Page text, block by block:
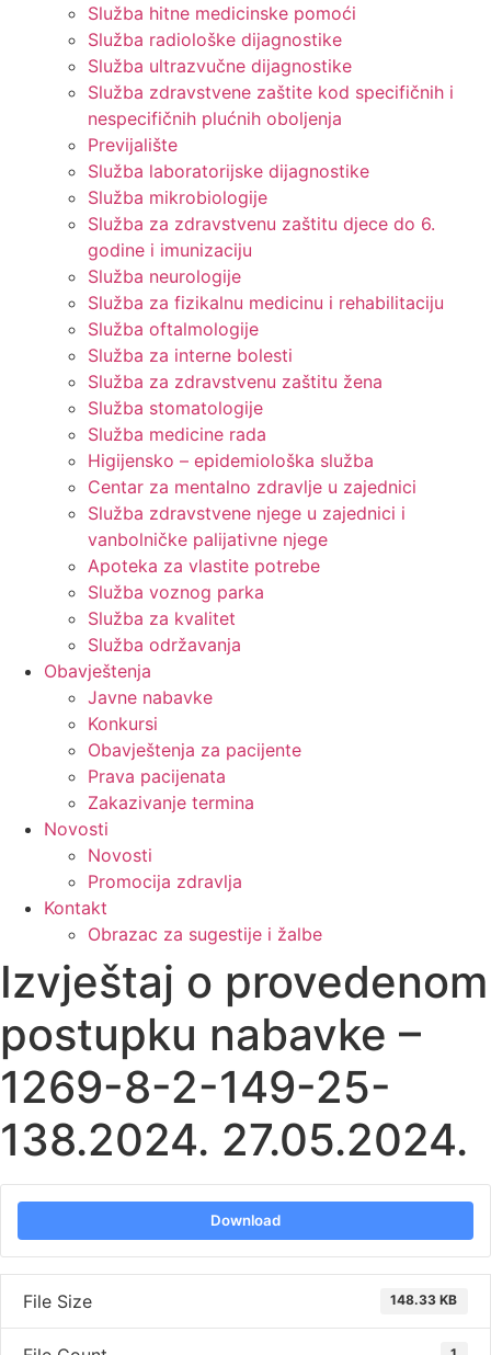
Služba hitne medicinske pomoći
Služba radiološke dijagnostike
Služba ultrazvučne dijagnostike
Služba zdravstvene zaštite kod specifičnih i
nespecifičnih plućnih oboljenja
Previjalište
Služba laboratorijske dijagnostike
Služba mikrobiologije
Služba za zdravstvenu zaštitu djece do 6.
godine i imunizaciju
Služba neurologije
Služba za fizikalnu medicinu i rehabilitaciju
Služba oftalmologije
Služba za interne bolesti
Služba za zdravstvenu zaštitu žena
Služba stomatologije
Služba medicine rada
Higijensko – epidemiološka služba
Centar za mentalno zdravlje u zajednici
Služba zdravstvene njege u zajednici i
vanbolničke palijativne njege
Apoteka za vlastite potrebe
Služba voznog parka
Služba za kvalitet
Služba održavanja
Obavještenja
Javne nabavke
Konkursi
Obavještenja za pacijente
Prava pacijenata
Zakazivanje termina
Novosti
Novosti
Promocija zdravlja
Kontakt
Obrazac za sugestije i žalbe
Izvještaj o provedenom
postupku nabavke –
1269-8-2-149-25-
138.2024. 27.05.2024.
Download
File Size 148.33 KB